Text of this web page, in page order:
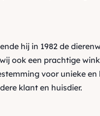
hij in 1982 de
ook een prachtige
voor unieke
klant en huisdier.